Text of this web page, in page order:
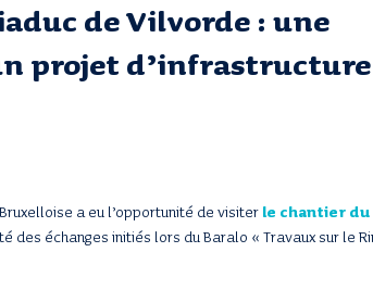
de Vilvorde : une
projet d’infrastructure
a eu l’opportunité de visiter le chantier du
des échanges initiés lors du Baralo « Travaux sur le